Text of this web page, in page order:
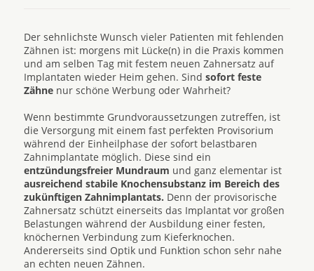
Der sehnlichste Wunsch vieler Patienten mit fehlenden
Zähnen ist: morgens mit Lücke(n) in die Praxis kommen
und am selben Tag mit festem neuen Zahnersatz auf
Implantaten wieder Heim gehen. Sind sofort feste
Zähne nur schöne Werbung oder Wahrheit?
Wenn bestimmte Grundvoraussetzungen zutreffen, ist
die Versorgung mit einem fast perfekten Provisorium
während der Einheilphase der sofort belastbaren
Zahnimplantate möglich. Diese sind ein
entzündungsfreier Mundraum und ganz elementar ist
ausreichend stabile Knochensubstanz im Bereich des
zukünftigen Zahnimplantats. Denn der provisorische
Zahnersatz schützt einerseits das Implantat vor großen
Belastungen während der Ausbildung einer festen,
knöchernen Verbindung zum Kieferknochen.
Andererseits sind Optik und Funktion schon sehr nahe
an echten neuen Zähnen.